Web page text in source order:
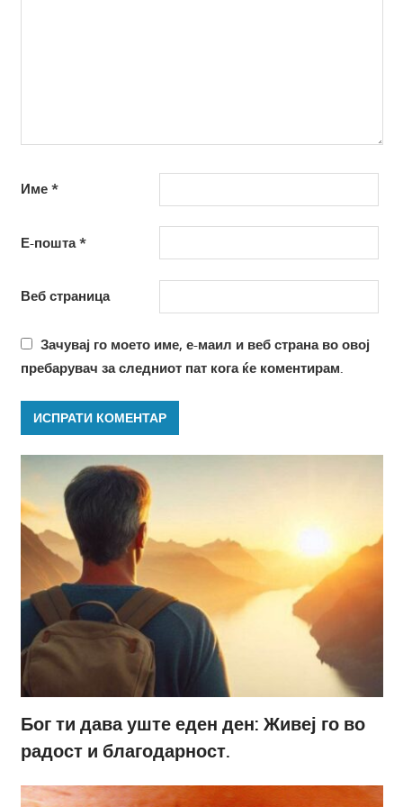
Име *
Е-пошта*
Веб страница
Зачувај го моето име, е-маил и веб страна во овој
пребарувач за следниот пат кога ќе коментирам.
Бог ти дава уште еден ден: Живеј го во
радост и благодарност.